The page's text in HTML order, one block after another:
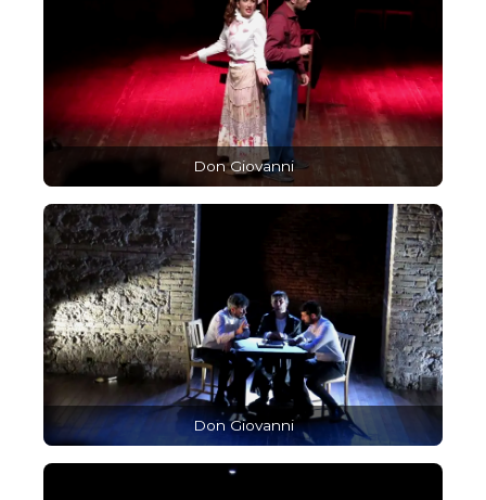
Don Giovanni
Don Giovanni